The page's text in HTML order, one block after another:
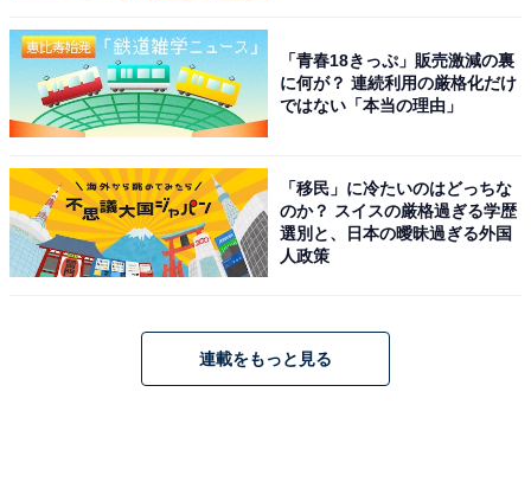
Amazonのセール商品から売れ筋ランキングまで、毎日のお買いも
のがもっと楽しく、もっとお得になる情報をお届け。編集部員によ
る独自レビューなど、ここでしか手に入らない情報も満載です。
...続きを読む
こちらもおすすめ
【楽天トラベル売れ筋1位】「横手温泉 ホテル
プラザ迎賓」が選ばれる理由
「青春18きっぷ」販売激減の裏
に何が？ 連続利用の厳格化だけ
ではない「本当の理由」
「移民」に冷たいのはどっちな
のか？ スイスの厳格過ぎる学歴
選別と、日本の曖昧過ぎる外国
人政策
連載をもっと見る